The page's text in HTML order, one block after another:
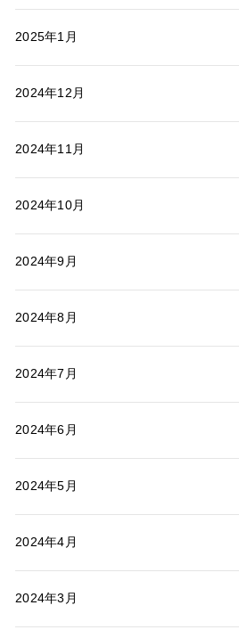
2025年1月
2024年12月
2024年11月
2024年10月
2024年9月
2024年8月
2024年7月
2024年6月
2024年5月
2024年4月
2024年3月